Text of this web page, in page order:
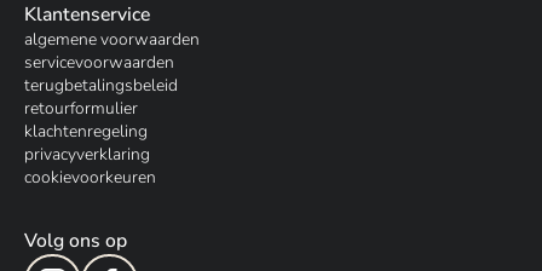
Klantenservice
algemene voorwaarden
servicevoorwaarden
terugbetalingsbeleid
retourformulier
klachtenregeling
privacyverklaring
cookievoorkeuren
Volg ons op